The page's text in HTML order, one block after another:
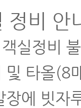
정비 안
실정비
및 타올(8
장에 빗자